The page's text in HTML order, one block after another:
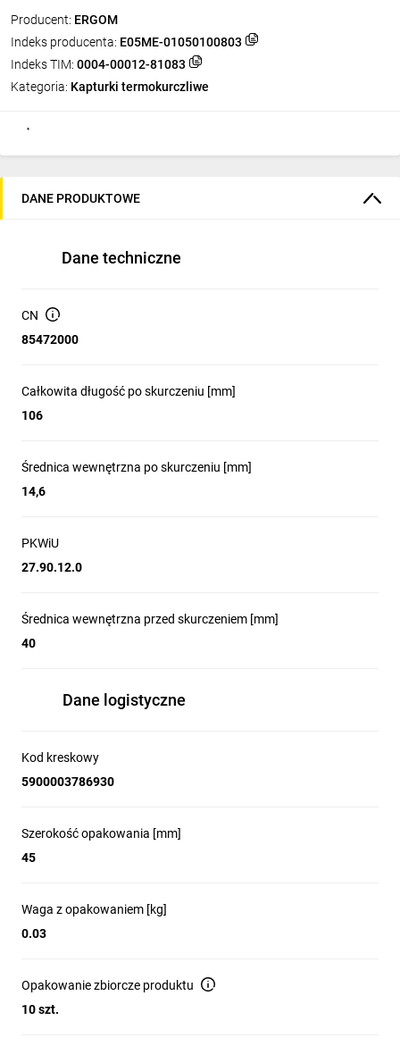
Producent: ERGOM
Indeks producenta: E05ME-01050100803
Indeks TIM: 0004-00012-81083
Kategoria: Kapturki termokurczliwe
DANE PRODUKTOWE
Dane techniczne
CN
85472000
Całkowita długość po skurczeniu [mm]
106
Średnica wewnętrzna po skurczeniu [mm]
14,6
PKWiU
27.90.12.0
Średnica wewnętrzna przed skurczeniem [mm]
40
Dane logistyczne
Kod kreskowy
5900003786930
Szerokość opakowania [mm]
45
Waga z opakowaniem [kg]
0.03
Opakowanie zbiorcze produktu
10 szt.